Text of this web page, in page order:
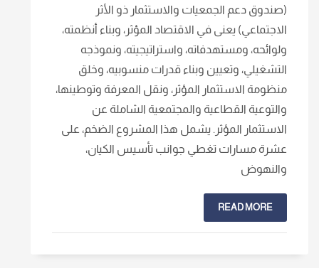
(صندوق دعم الجمعيات والاستثمار ذو الأثر
الاجتماعي) يعنى في الاقتصاد المؤثر، وبناء أنظمته،
ولوائحه، ومستهدفاته، واستراتيجيته، ونموذجه
التشغيلي، وتعيين وبناء قدرات منسوبيه، وخلق
منظومة الاستثمار المؤثر، ونقل المعرفة وتوطينها،
والتوعية القطاعية والمجتمعية الشاملة عن
الاستثمار المؤثر. يشمل هذا المشروع الضخم، على
عشرة مسارات تغطي جوانب تأسيس الكيان،
والنهوض
READ MORE